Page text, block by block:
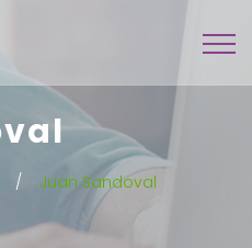
Juan Sandoval